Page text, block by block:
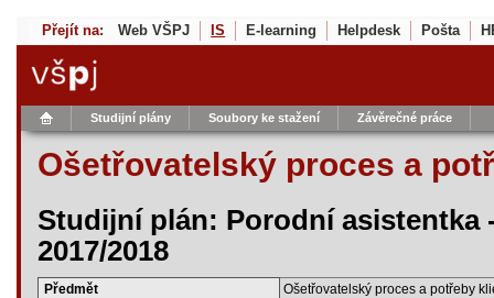
Přejít na: Web VŠPJ IS E-learning Helpdesk Pošta
Studijní plány Soubory ke stažení Závěrečné práce
Ošetřovatelský proces a
Studijní plán: Porodní asistentka
2017/2018
Předmět
Ošetřovatelský proces a potřeby